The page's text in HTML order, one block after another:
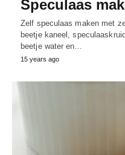
Speculaas
Zelf speculaas maken met
beetje kaneel,
beetje water en…
15 years ago